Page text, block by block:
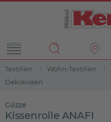
MENÜ
Textilien Wohn-Textilien
Dekokissen
Gözze
Kissenrolle ANAFI